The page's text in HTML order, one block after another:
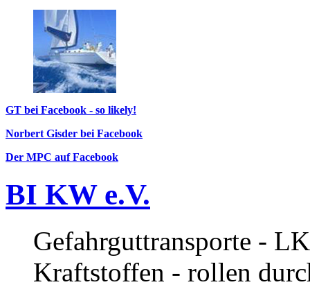
GT bei Facebook - so likely!
Norbert Gisder bei Facebook
Der MPC auf Facebook
BI KW e.V.
Gefahrguttransporte -
Kraftstoffen - rollen